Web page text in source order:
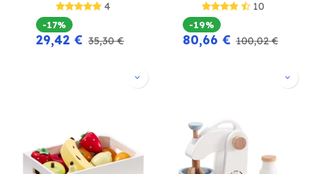
4
-17%
29,42 € 35,30€
10
-19%
80,66 € 100,02€